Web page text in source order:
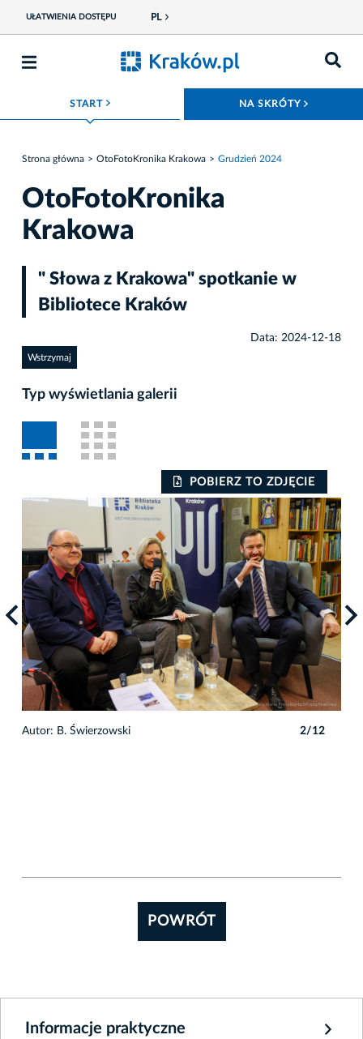
UŁATWIENIA DOSTĘPU PL
START ROZWIŃ MENU NA SKRÓTY
Strona główna OtoFotoKronika Krakowa Grudzień 2024
OtoFotoKronika
Krakowa
" Słowa z Krakowa" spotkanie w
Bibliotece Kraków
Data: 2024-12-18
Wstrzymaj
Typ wyświetlania galerii
POBIERZ TO ZDJĘCIE
Autor: B. Świerzowski 2/12
POWRÓT
Informacje praktyczne